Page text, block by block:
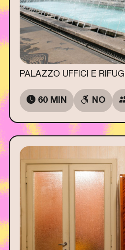
PALAZZO UFFICI E
60 MIN NO